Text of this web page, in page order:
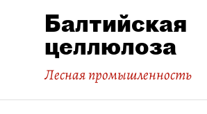
Балтийская
целлюлоза
Лесная промышленность